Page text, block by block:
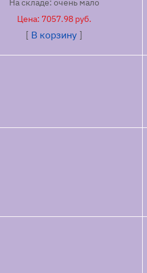
Режущая прямая электрод
Обратнорежущая вращающаяся
Лигатура
Обратнорежущая Премиум
3/8
Цена: 7057.98 руб.
[ В корзину ]